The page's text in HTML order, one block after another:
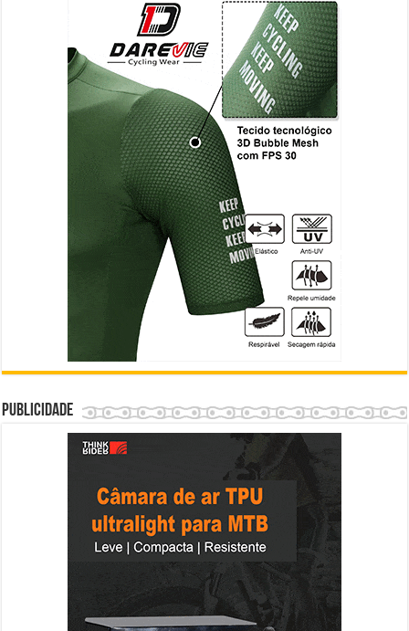
Publicidade